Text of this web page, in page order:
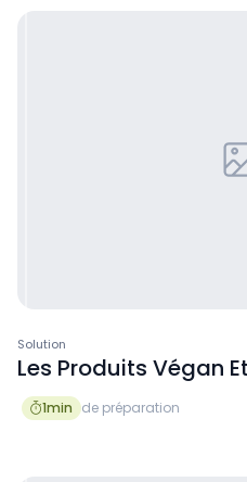
Solution
Les Produits Végan
1min de préparation